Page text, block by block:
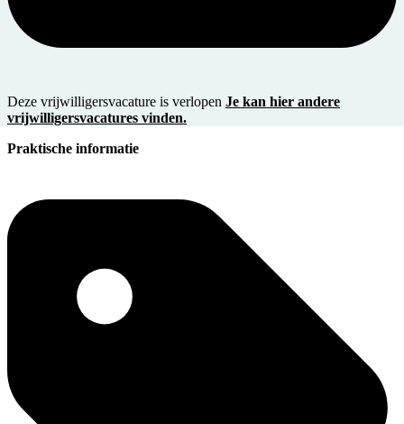
Deze vrijwilligersvacature is verlopen Je kan hier andere
vrijwilligersvacatures vinden.
Praktische informatie